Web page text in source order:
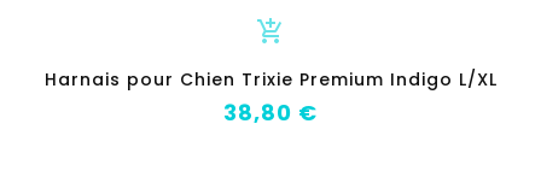
add_shopping_cart
Harnais pour Chien Trixie Premium Indigo L/XL
Prix
38,80 €